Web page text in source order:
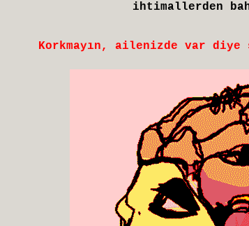
ihtimallerden
Korkmayın, ailenizde var diye